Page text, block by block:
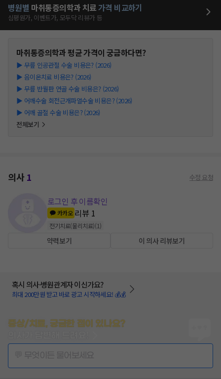
병원별 마취통증의학과 치료가격 비교하기
심평원가, 이벤트가, 모두닥 리뷰가 등
마취통증의학과평균 가격이 궁금하다면?
▶ 무릎 인공관절 수술 비용은? (2026)
▶ 음이온치료 비용은? (2026)
▶ 무릎 반월판 연골 수술 비용은? (2026)
▶ 어깨수술 회전근개파열수술 비용은? (2026)
▶ 어깨 골절 수술 비용은? (2026)
전체보기
의사1 수정 요청
로그인 후 이름확인
카카오 리뷰 1
전기치료(물리치료)(1)
약력보기 이 의사 리뷰보기
혹시 의사·병원관계자 이신가요?
최대 200만원 받고 바로 광고 시작하세요! 💰💰
증상/치료, 궁금한 점이 있나요?